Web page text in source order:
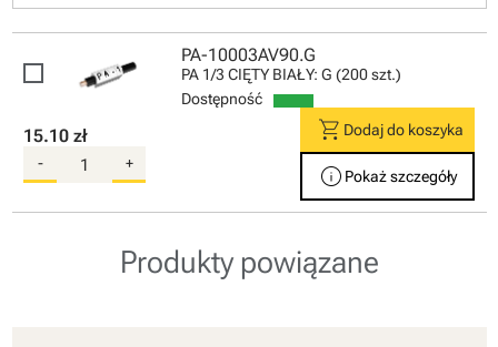
PA-10003AV90.G
PA 1/3 CIĘTY BIAŁY: G (200 szt.)
Dostępność
15.10 zł
- +
shopping_cart Dodaj do koszyka
info Pokaż szczegóły
Produkty powiązane